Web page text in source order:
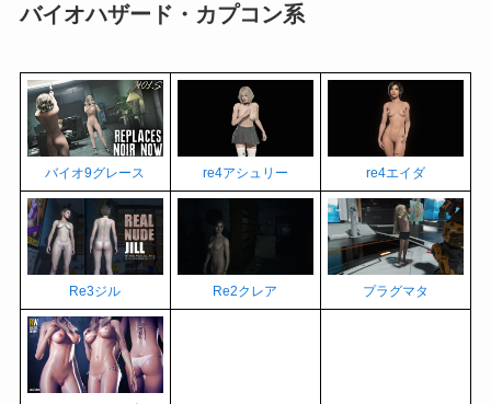
バイオハザード・カプコン系
バイオ9グレース re4アシュリー re4エイダ
Re3ジル Re2クレア プラグマタ